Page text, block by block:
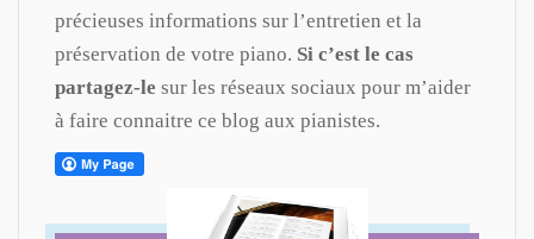
précieuses informations sur l’entretien et la
préservation de votre piano. Si c’est le cas
partagez-le sur les réseaux sociaux pour m’aider
à faire connaitre ce blog aux pianistes.